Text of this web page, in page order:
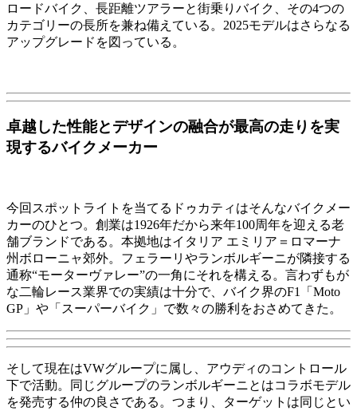
ロードバイク、長距離ツアラーと街乗りバイク、その4つの
カテゴリーの長所を兼ね備えている。2025モデルはさらなる
アップグレードを図っている。
卓越した性能とデザインの融合が最高の走りを実
現するバイクメーカー
今回スポットライトを当てるドゥカティはそんなバイクメー
カーのひとつ。創業は1926年だから来年100周年を迎える老
舗ブランドである。本拠地はイタリア エミリア＝ロマーナ
州ボローニャ郊外。フェラーリやランボルギーニが隣接する
通称“モーターヴァレー”の一角にそれを構える。言わずもが
な二輪レース業界での実績は十分で、バイク界のF1「Moto
GP」や「スーパーバイク」で数々の勝利をおさめてきた。
そして現在はVWグループに属し、アウディのコントロール
下で活動。同じグループのランボルギーニとはコラボモデル
を発売する仲の良さである。つまり、ターゲットは同じとい